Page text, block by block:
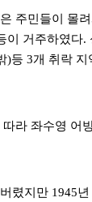
주민들이 몰
이 거주하였다
)등 3개 취락
라 좌수영 어
렸지만 1945